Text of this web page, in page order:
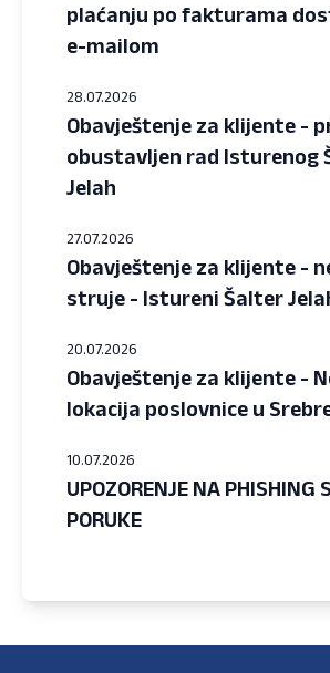
plaćanju po fakturama
e-mailom
28.07.2026
Obavještenje za klijente -
obustavljen rad Isturenog
Jelah
27.07.2026
Obavještenje za klijente -
struje - Istureni Šalter
20.07.2026
Obavještenje za klijente -
lokacija poslovnice u
10.07.2026
UPOZORENJE NA PHISHING
PORUKE